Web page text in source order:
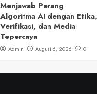
Menjawab Perang
Algoritma AI dengan Etika,
Verifikasi, dan Media
Tepercaya
Admin August 6, 2026 0